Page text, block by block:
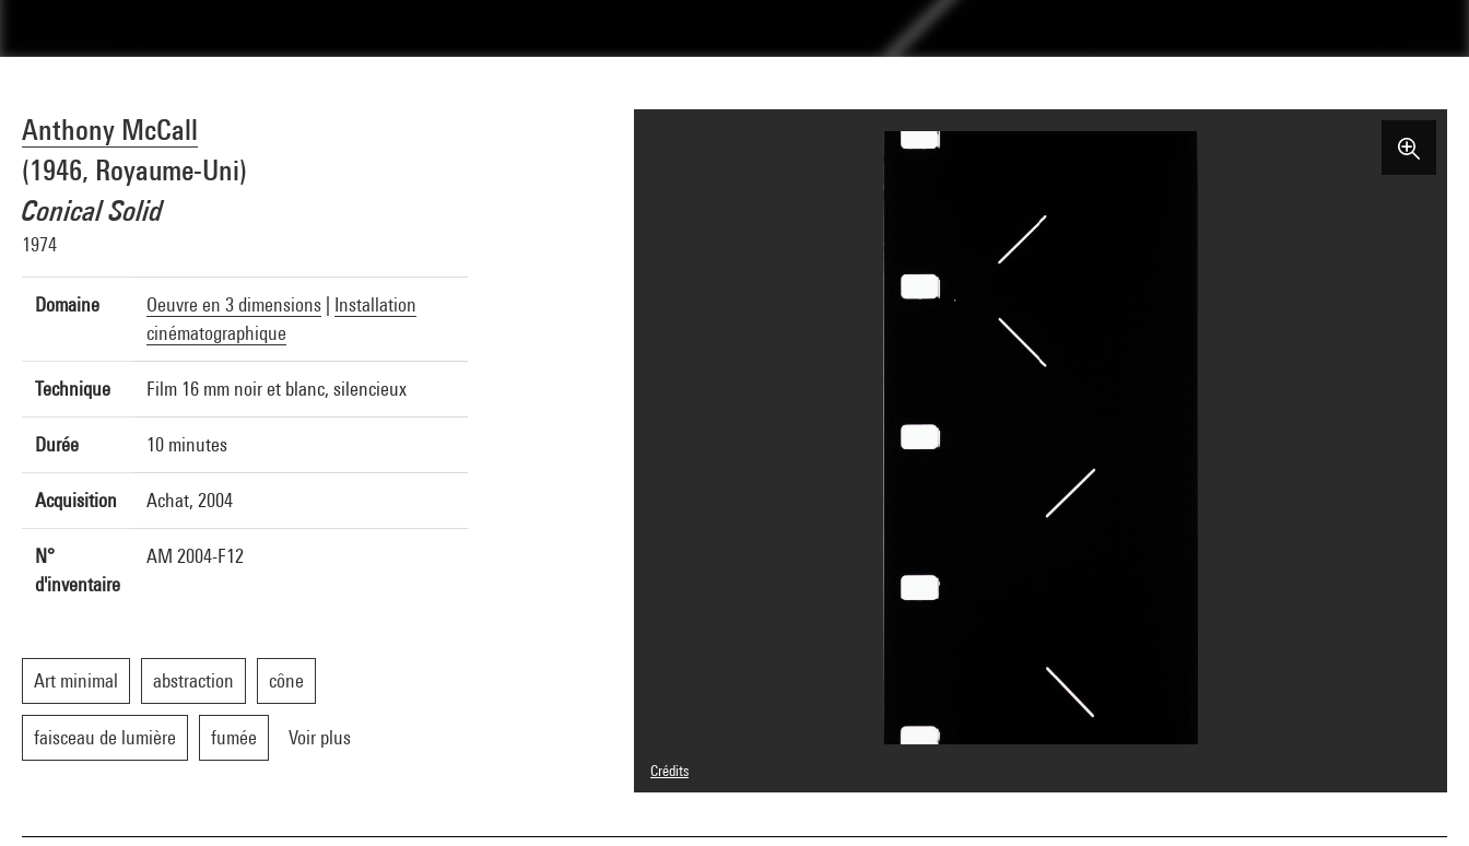
Anthony McCall
(1946, Royaume-Uni)
Conical Solid
1974
Domaine Oeuvre en 3 dimensions
Installation
cinématographique
Technique Film 16 mm noir et blanc, silencieux
Durée 10 minutes
Acquisition Achat, 2004
N°
d'inventaire
AM 2004-F12
Art minimal abstraction cône
faisceau de lumière fumée Voir plus
Crédits
Légende : Détail de l'oeuvre : photogrammes du film projeté dans l’installation
Crédit photographique : Centre Pompidou, MNAM-CCI/Hervé Véronèse/Dist. GrandPalaisRmn